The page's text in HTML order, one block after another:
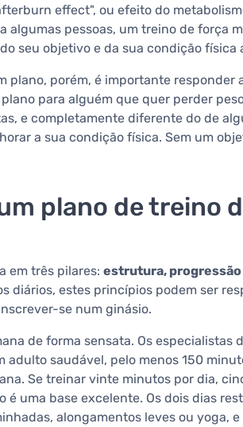
effect", ou efeito do
algumas pessoas, um treino de força
seu objetivo e da sua condição física
plano, porém, é importante responder
plano para alguém que quer perder
e completamente diferente do de
a sua condição física. Sem um
plano de treino
em três pilares: estrutura, progressão
diários, estes princípios podem ser
se num ginásio.
de forma sensata. Os especialistas
adulto saudável, pelo menos 150
Se treinar vinte minutos por dia,
é uma base excelente. Os dois dias
alongamentos leves ou yoga,